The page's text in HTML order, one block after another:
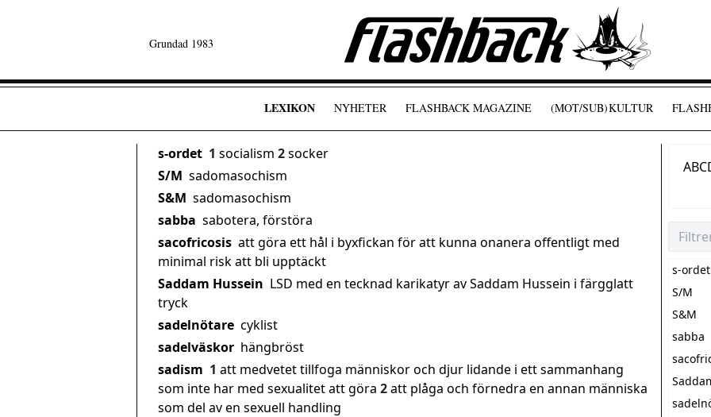
Grundad 1983
LEXIKON NYHETER FLASHBACK MAGAZINE (MOT/SUB)KULTUR
s-ordet 1 socialism 2socker
S/M sadomasochism
S&M sadomasochism
sabba sabotera, förstöra
sacofricosis att göra ett hål i byxfickan för att kunna onanera offentligt med
minimal risk att bli upptäckt
Saddam Hussein LSD med en tecknad karikatyr av Saddam Hussein i färgglatt
tryck
sadelnötare cyklist
sadelväskor hängbröst
sadism 1 att medvetet tillfoga människor och djur lidande i ett sammanhang
som inte har med sexualitet att göra 2att plåga och förnedra en annan människa
som del av en sexuell handling
ABC
s-ordet
S/M
S&M
sabba